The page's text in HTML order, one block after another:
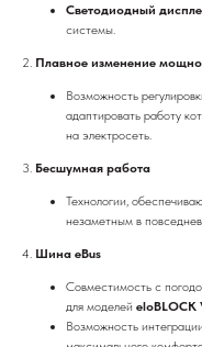
Светодиодный
системы.
2. Плавное изменение
Возможность
адаптировать работу
на электросеть.
3. Бесшумная работа
Технологии,
незаметным в
4. Шина eBus
Совместимость с
для моделей eloBLOCK
Возможность